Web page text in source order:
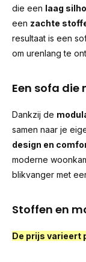
die een laag
een zachte
resultaat is een
om urenlang te
Een sofa
Dankzij de
samen naar je
design en
moderne
blikvanger met
Stoffen en
De prijs varieert